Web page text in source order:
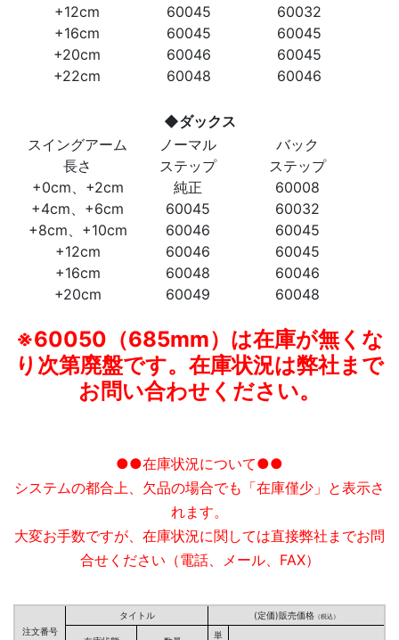
+12cm
60045
60032
+16cm
60045
60045
+20cm
60046
60045
+22cm
60048 60046
◆ダックス
スイングアーム
長さ
ノーマル
ステップ
バック
ステップ
+0cm、+2cm
純正
60008
+4cm、+6cm
60045
60032
+8cm、+10cm
60046
60045
+12cm
60046
60045
+16cm
60048
60046
+20cm
60049 60048
※60050（685mm）は在庫が無くな
り次第廃盤です。 在庫状況は弊社まで
お問い合わせください。
●●在庫状況について●●
システムの都合上、欠品の場合でも「在庫僅少」と表示さ
れます。
大変お手数ですが、在庫状況に関しては直接弊社までお問
合せください（電話、メール、FAX）
注文番号
タイトル (定価)販売価格（税込）
単